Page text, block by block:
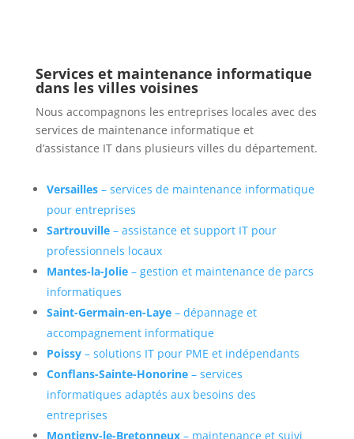
Services et maintenance informatique
dans les villes voisines
Nous accompagnons les entreprises locales avec des
services de maintenance informatique et
d’assistance IT dans plusieurs villes du département.
Versailles– services de maintenance informatique
pour entreprises
Sartrouville – assistance et support IT pour
professionnels locaux
Mantes-la-Jolie– gestion et maintenance de parcs
informatiques
Saint-Germain-en-Laye– dépannage et
accompagnement informatique
Poissy – solutions IT pour PME et indépendants
Conflans-Sainte-Honorine– services
informatiques adaptés aux besoins des
entreprises
Montigny-le-Bretonneux– maintenance et suivi